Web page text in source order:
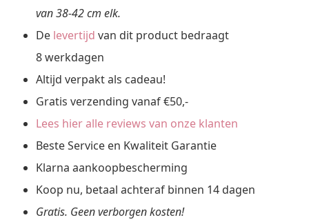
van 38-42 cm elk.
De levertijd van dit product bedraagt
8 werkdagen
Altijd verpakt als cadeau!
Gratis verzending vanaf €50,-
Lees hier alle reviews van onze klanten
Beste Service en Kwaliteit Garantie
Klarna aankoopbescherming
Koop nu, betaal achteraf binnen 14 dagen
Gratis. Geen verborgen kosten!